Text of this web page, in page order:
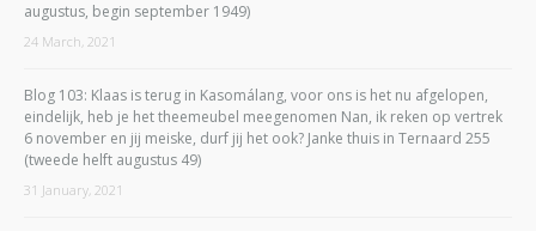
augustus, begin september 1949)
24 March, 2021
Blog 103: Klaas is terug in Kasomálang, voor ons is het nu afgelopen,
eindelijk, heb je het theemeubel meegenomen Nan, ik reken op vertrek
6 november en jij meiske, durf jij het ook? Janke thuis in Ternaard 255
(tweede helft augustus 49)
31 January, 2021